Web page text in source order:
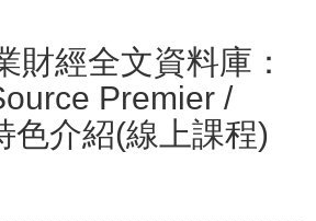
財經全文資料庫：
Premier /
色介紹(線上課程)